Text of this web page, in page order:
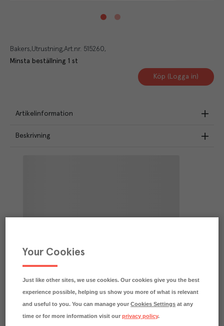
Bakers Utrustning Art.nr. 515260
Minsta beställning 1 st
Köp (Logga in)
Artikelinformation
Beskrivning
Your Cookies
Just like other sites, we use cookies. Our cookies give you the best
experience possible, helping us show you more of what is relevant
and useful to you. You can manage yourCookies Settings at any
time or for more information visit ourprivacy policy.